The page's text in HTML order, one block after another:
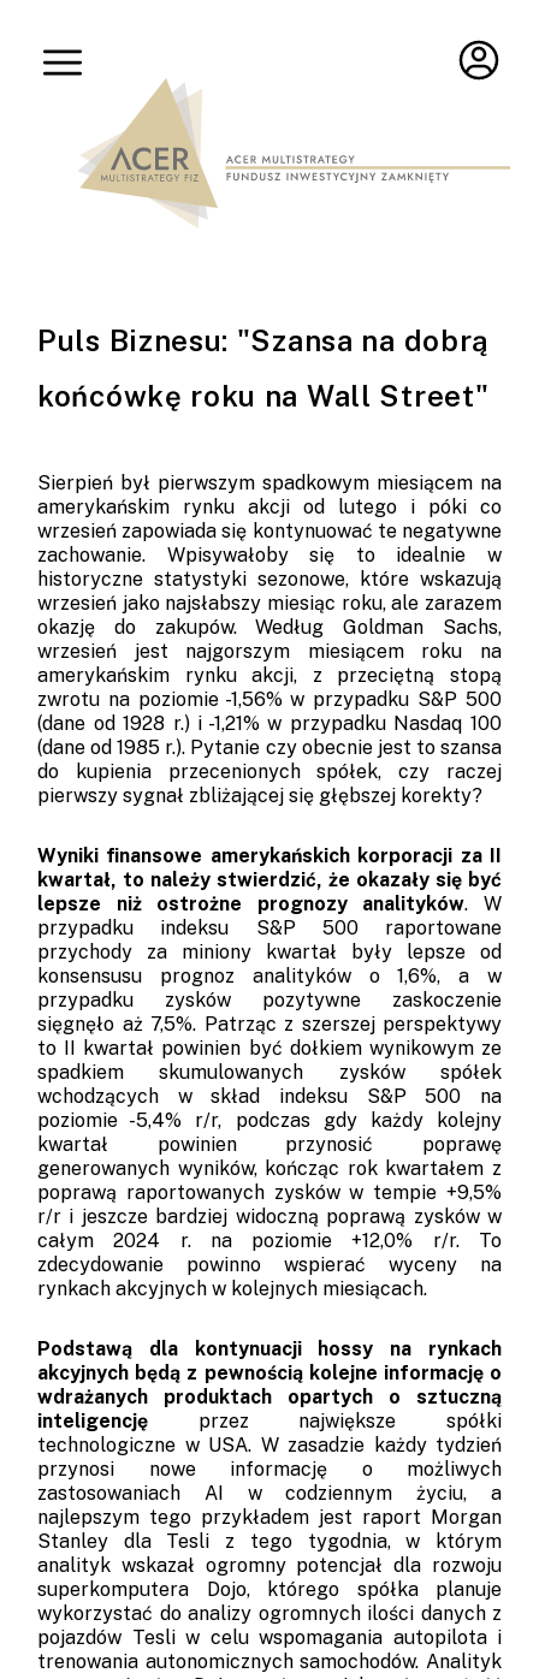
Puls Biznesu: "Szansa na dobrą
końcówkę roku na Wall Street"
Sierpień był pierwszym spadkowym miesiącem na
amerykańskim rynku akcji od lutego i póki co
wrzesień zapowiada się kontynuować te negatywne
zachowanie. Wpisywałoby się to idealnie w
historyczne statystyki sezonowe, które wskazują
wrzesień jako najsłabszy miesiąc roku, ale zarazem
okazję do zakupów. Według Goldman Sachs,
wrzesień jest najgorszym miesiącem roku na
amerykańskim rynku akcji, z przeciętną stopą
zwrotu na poziomie -1,56% w przypadku S&P 500
(dane od 1928 r.) i -1,21% w przypadku Nasdaq 100
(dane od 1985 r.). Pytanie czy obecnie jest to szansa
do kupienia przecenionych spółek, czy raczej
pierwszy sygnał zbliżającej się głębszej korekty?
Wyniki finansowe amerykańskich korporacji za II
kwartał, to należy stwierdzić, że okazały się być
lepsze niż ostrożne prognozy analityków. W
przypadku indeksu S&P 500 raportowane
przychody za miniony kwartał były lepsze od
konsensusu prognoz analityków o 1,6%, a w
przypadku zysków pozytywne zaskoczenie
sięgnęło aż 7,5%. Patrząc z szerszej perspektywy
to II kwartał powinien być dołkiem wynikowym ze
spadkiem skumulowanych zysków spółek
wchodzących w skład indeksu S&P 500 na
poziomie -5,4% r/r, podczas gdy każdy kolejny
kwartał powinien przynosić poprawę
generowanych wyników, kończąc rok kwartałem z
poprawą raportowanych zysków w tempie +9,5%
r/r i jeszcze bardziej widoczną poprawą zysków w
całym 2024 r. na poziomie +12,0% r/r. To
zdecydowanie powinno wspierać wyceny na
rynkach akcyjnych w kolejnych miesiącach.
Podstawą dla kontynuacji hossy na rynkach
akcyjnych będą z pewnością kolejne informację o
wdrażanych produktach opartych o sztuczną
inteligencję przez największe spółki
technologiczne w USA. W zasadzie każdy tydzień
przynosi nowe informację o możliwych
zastosowaniach AI w codziennym życiu, a
najlepszym tego przykładem jest raport Morgan
Stanley dla Tesli z tego tygodnia, w którym
analityk wskazał ogromny potencjał dla rozwoju
superkomputera Dojo, którego spółka planuje
wykorzystać do analizy ogromnych ilości danych z
pojazdów Tesli w celu wspomagania autopilota i
trenowania autonomicznych samochodów. Analityk